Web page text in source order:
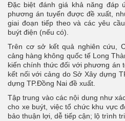
Đặc biệt đánh giá khả năng đáp
phương án tuyến được đề xuất,
giai đoạn tiếp theo và các yêu
buýt điện (nếu có).
Trên cơ sở kết quả nghiên cứu,
cảng hàng không quốc tế Long
kiến chính thức đối với phương án
kết nối với cảng do Sở Xây dựng
dựng TP.Đồng Nai đề xuất.
Tập trung vào các nội dung như
cho xe buýt, việc tổ chức khu vực
bảo thuận lợi, dễ tiếp cận; lộ trình